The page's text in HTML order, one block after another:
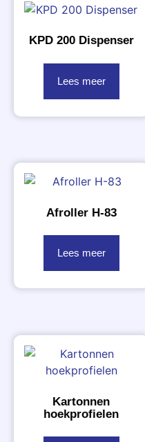
KPD 200 Dispenser
Lees meer
Afroller H-83
Lees meer
Kartonnen
hoekprofielen